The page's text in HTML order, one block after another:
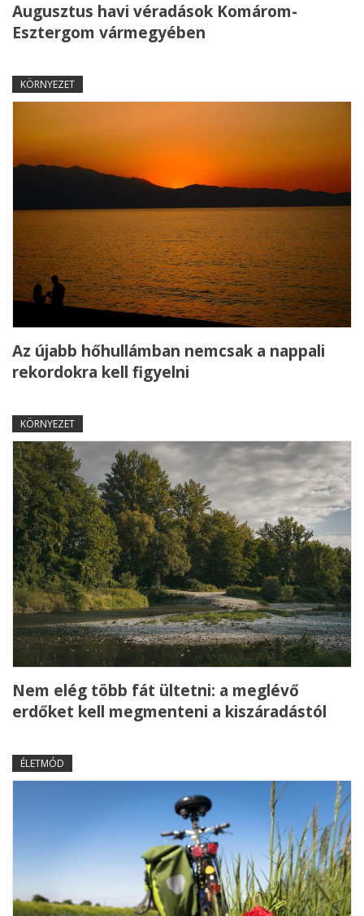
Augusztus havi véradások Komárom-
Esztergom vármegyében
KÖRNYEZET
Az újabb hőhullámban nemcsak a nappali
rekordokra kell figyelni
KÖRNYEZET
Nem elég több fát ültetni: a meglévő
erdőket kell megmenteni a kiszáradástól
ÉLETMÓD